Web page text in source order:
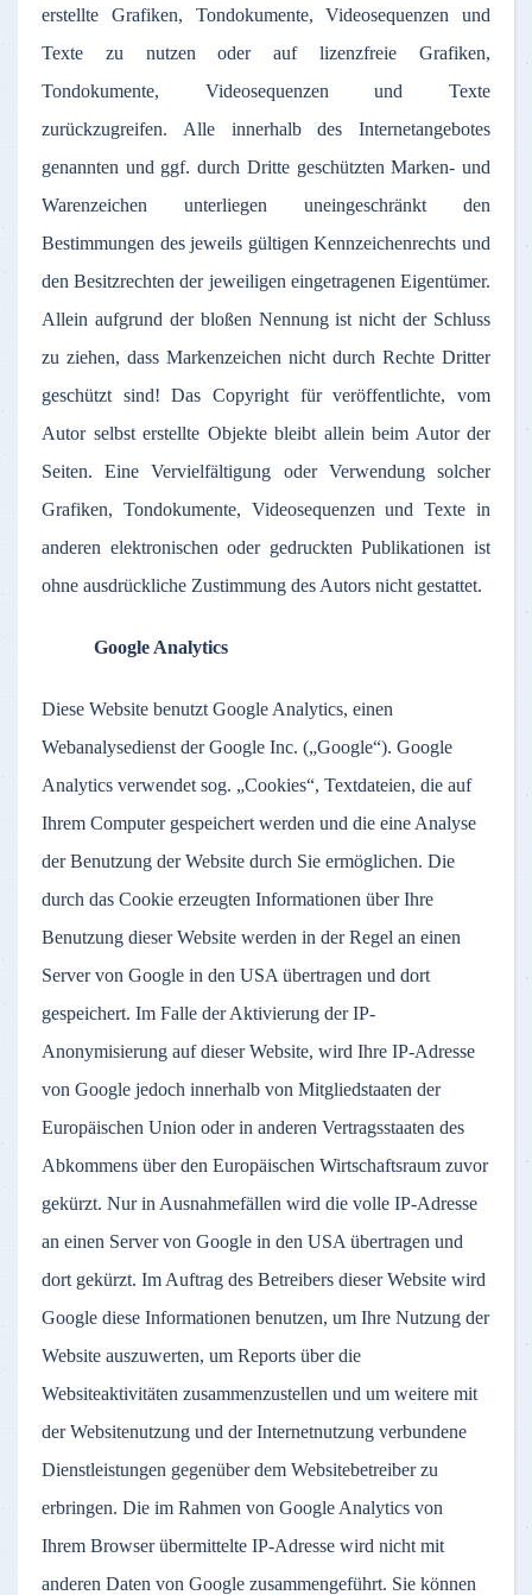
erstellte Grafiken, Tondokumente, Videosequenzen und
Texte zu nutzen oder auf lizenzfreie Grafiken,
Tondokumente, Videosequenzen und Texte
zurückzugreifen. Alle innerhalb des Internetangebotes
genannten und ggf. durch Dritte geschützten Marken- und
Warenzeichen unterliegen uneingeschränkt den
Bestimmungen des jeweils gültigen Kennzeichenrechts und
den Besitzrechten der jeweiligen eingetragenen Eigentümer.
Allein aufgrund der bloßen Nennung ist nicht der Schluss
zu ziehen, dass Markenzeichen nicht durch Rechte Dritter
geschützt sind! Das Copyright für veröffentlichte, vom
Autor selbst erstellte Objekte bleibt allein beim Autor der
Seiten. Eine Vervielfältigung oder Verwendung solcher
Grafiken, Tondokumente, Videosequenzen und Texte in
anderen elektronischen oder gedruckten Publikationen ist
ohne ausdrückliche Zustimmung des Autors nicht gestattet.
Google Analytics
Diese Website benutzt Google Analytics, einen
Webanalysedienst der Google Inc. („Google“). Google
Analytics verwendet sog. „Cookies“, Textdateien, die auf
Ihrem Computer gespeichert werden und die eine Analyse
der Benutzung der Website durch Sie ermöglichen. Die
durch das Cookie erzeugten Informationen über Ihre
Benutzung dieser Website werden in der Regel an einen
Server von Google in den USA übertragen und dort
gespeichert. Im Falle der Aktivierung der IP-
Anonymisierung auf dieser Website, wird Ihre IP-Adresse
von Google jedoch innerhalb von Mitgliedstaaten der
Europäischen Union oder in anderen Vertragsstaaten des
Abkommens über den Europäischen Wirtschaftsraum zuvor
gekürzt. Nur in Ausnahmefällen wird die volle IP-Adresse
an einen Server von Google in den USA übertragen und
dort gekürzt. Im Auftrag des Betreibers dieser Website wird
Google diese Informationen benutzen, um Ihre Nutzung der
Website auszuwerten, um Reports über die
Websiteaktivitäten zusammenzustellen und um weitere mit
der Websitenutzung und der Internetnutzung verbundene
Dienstleistungen gegenüber dem Websitebetreiber zu
erbringen. Die im Rahmen von Google Analytics von
Ihrem Browser übermittelte IP-Adresse wird nicht mit
anderen Daten von Google zusammengeführt. Sie können